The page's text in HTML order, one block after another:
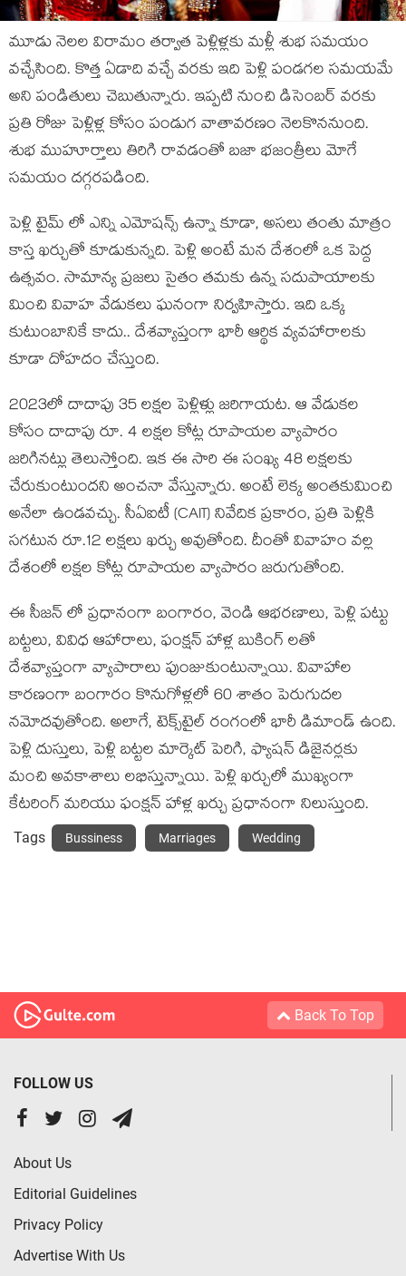
మూడు నెలల విరామం తర్వాత పెళ్లిళ్లకు మళ్లీ శుభ సమయం
వచ్చేసింది. కొత్త ఏడాది వచ్చే వరకు ఇది పెళ్లి పండగల సమయమే
అని పండితులు చెబుతున్నారు. ఇప్పటి నుంచి డిసెంబర్ వరకు
ప్రతి రోజు పెళ్లిళ్ల కోసం పండుగ వాతావరణం నెలకొననుంది.
శుభ ముహూర్తాలు తిరిగి రావడంతో బజా భజంత్రీలు మోగే
సమయం దగ్గరపడింది.
పెళ్లి టైమ్ లో ఎన్ని ఎమోషన్స్ ఉన్నా కూడా, అసలు తంతు మాత్రం
కాస్త ఖర్చుతో కూడుకున్నది. పెళ్లి అంటే మన దేశంలో ఒక పెద్ద
ఉత్సవం. సామాన్య ప్రజలు సైతం తమకు ఉన్న సదుపాయాలకు
మించి వివాహ వేడుకలు ఘనంగా నిర్వహిస్తారు. ఇది ఒక్క
కుటుంబానికే కాదు.. దేశవ్యాప్తంగా భారీ ఆర్థిక వ్యవహారాలకు
కూడా దోహదం చేస్తుంది.
2023లో దాదాపు 35 లక్షల పెళ్లిళ్లు జరిగాయట. ఆ వేడుకల
కోసం దాదాపు రూ. 4 లక్షల కోట్ల రూపాయల వ్యాపారం
జరిగినట్లు తెలుస్తోంది. ఇక ఈ సారి ఈ సంఖ్య 48 లక్షలకు
చేరుకుంటుందని అంచనా వేస్తున్నారు. అంటే లెక్క అంతకుమించి
అనేలా ఉండవచ్చు. సీఏఐటీ (CAIT) నివేదిక ప్రకారం, ప్రతి పెళ్లికి
సగటున రూ.12 లక్షలు ఖర్చు అవుతోంది. దీంతో వివాహం వల్ల
దేశంలో లక్షల కోట్ల రూపాయల వ్యాపారం జరుగుతోంది.
ఈ సీజన్ లో ప్రధానంగా బంగారం, వెండి ఆభరణాలు, పెళ్లి పట్టు
బట్టలు, వివిధ ఆహారాలు, ఫంక్షన్ హాళ్ల బుకింగ్ లతో
దేశవ్యాప్తంగా వ్యాపారాలు పుంజుకుంటున్నాయి. వివాహాల
కారణంగా బంగారం కొనుగోళ్లలో 60 శాతం పెరుగుదల
నమోదవుతోంది. అలాగే, టెక్స్‌టైల్ రంగంలో భారీ డిమాండ్ ఉంది.
పెళ్లి దుస్తులు, పెళ్లి బట్టల మార్కెట్ పెరిగి, ఫ్యాషన్ డిజైనర్లకు
మంచి అవకాశాలు లభిస్తున్నాయి. పెళ్లి ఖర్చులో ముఖ్యంగా
కేటరింగ్ మరియు ఫంక్షన్ హాళ్ల ఖర్చు ప్రధానంగా నిలుస్తుంది.
Tags Bussiness Marriages Wedding
Back To Top
FOLLOW US
About Us
Editorial Guidelines
Privacy Policy
Advertise With Us